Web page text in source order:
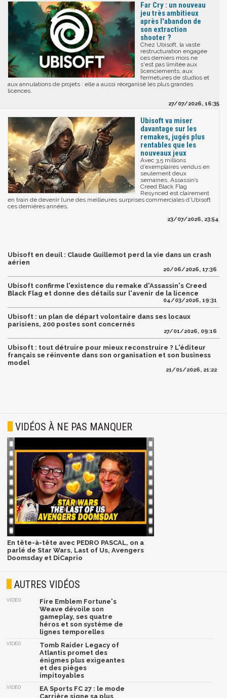
Far Cry : un nouveau
jeu très ambitieux
après l'abandon de
son extraction
shooter ?
Chez Ubisoft, la vaste
restructuration engagée
ces derniers mois ne
s'est pas limitée aux
licenciements, aux
fermetures de studios et
aux annulations de projets : elle a aussi réorganisé les plus grandes
licences.
27/07/2026, 16:35
Ubisoft va miser
davantage sur les
remakes, jugés plus
rentables que les
nouveaux jeux
Avec 3,5 millions
d’exemplaires vendus en
seulement deux
semaines, Assassin’s
Creed Black Flag
Resynced est clairement
en train de devenir l’une des meilleures surprises commerciales d’Ubisoft
ces dernières années.
23/07/2026, 23:54
Ubisoft en deuil : Claude Guillemot perd la vie dans un crash
aérien
20/06/2026, 17:36
Ubisoft confirme l'existence du remake d'Assassin's Creed
Black Flag et donne des détails sur l'avenir de la licence
04/03/2026, 19:31
Ubisoft : un plan de départ volontaire dans ses locaux
parisiens, 200 postes sont concernés
27/01/2026, 09:16
Ubisoft : tout détruire pour mieux reconstruire ? L'éditeur
français se réinvente dans son organisation et son business
model
21/01/2026, 21:22
VIDÉOS À NE PAS MANQUER
En tête-à-tête avec PEDRO PASCAL, on a
parlé de Star Wars, Last of Us, Avengers
Doomsday et DiCaprio
AUTRES VIDÉOS
VIDÉO
Fire Emblem Fortune's
Weave dévoile son
gameplay, ses quatre
héros et son système de
lignes temporelles
VIDÉO
Tomb Raider Legacy of
Atlantis promet des
énigmes plus exigeantes
et des pièges
impitoyables
VIDÉO
EA Sports FC 27 : le mode
Carrière signe sa plus